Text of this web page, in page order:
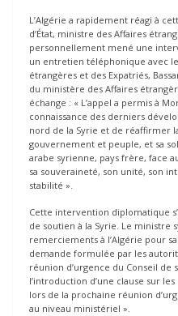
L’Algérie a rapidement réagi à
d’État, ministre des Affaires
personnellement mené une
un entretien téléphonique avec
étrangères et des Expatriés,
du ministère des Affaires
échange : « L’appel a permis à
connaissance des derniers
nord de la Syrie et de réaffirmer
gouvernement et peuple, et sa
arabe syrienne, pays frère, face
sa souveraineté, son unité, son
stabilité ».
Cette intervention diplomatique
de soutien à la Syrie. Le ministre
remerciements à l’Algérie pour
demande formulée par les
réunion d’urgence du Conseil de
l’introduction d’une clause sur
lors de la prochaine réunion
au niveau ministériel ».